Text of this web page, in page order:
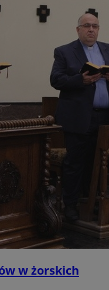
w żorskich